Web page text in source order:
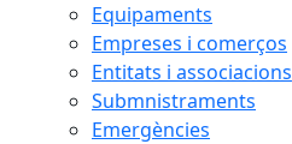
Equipaments
Empreses i comerços
Entitats i associacions
Submnistraments
Emergències